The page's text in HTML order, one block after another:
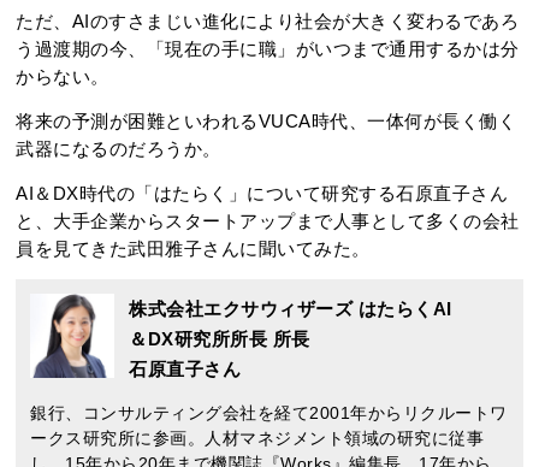
ただ、AIのすさまじい進化により社会が大きく変わるであろ
う過渡期の今、「現在の手に職」がいつまで通用するかは分
からない。
将来の予測が困難といわれるVUCA時代、一体何が長く働く
武器になるのだろうか。
AI＆DX時代の「はたらく」について研究する石原直子さん
と、大手企業からスタートアップまで人事として多くの会社
員を見てきた武田雅子さんに聞いてみた。
株式会社エクサウィザーズ はたらくAI
＆DX研究所所長 所長
石原直子さん
銀行、コンサルティング会社を経て2001年からリクルートワ
ークス研究所に参画。人材マネジメント領域の研究に従事